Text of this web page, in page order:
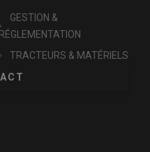
GESTION &
RÉGLEMENTATION
TRACTEURS & MATÉRIELS